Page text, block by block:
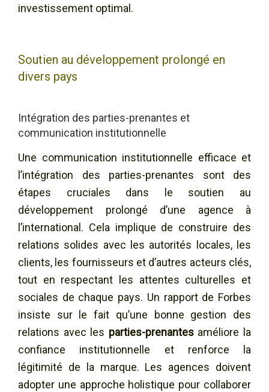
investissement optimal.
Soutien au développement prolongé en
divers pays
Intégration des parties-prenantes et
communication institutionnelle
Une communication institutionnelle efficace et
l’intégration des parties-prenantes sont des
étapes cruciales dans le soutien au
développement prolongé d’une agence à
l’international. Cela implique de construire des
relations solides avec les autorités locales, les
clients, les fournisseurs et d’autres acteurs clés,
tout en respectant les attentes culturelles et
sociales de chaque pays. Un rapport de Forbes
insiste sur le fait qu’une bonne gestion des
relations avec les parties-prenantesaméliore la
confiance institutionnelle et renforce la
légitimité de la marque. Les agences doivent
adopter une approche holistique pour collaborer